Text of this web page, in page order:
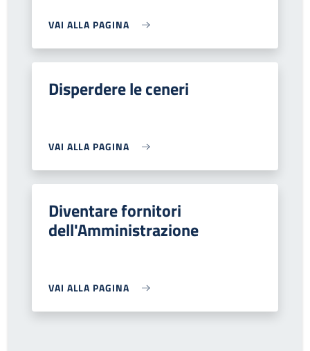
VAI ALLA PAGINA
Disperdere le ceneri
VAI ALLA PAGINA
Diventare fornitori
dell'Amministrazione
VAI ALLA PAGINA